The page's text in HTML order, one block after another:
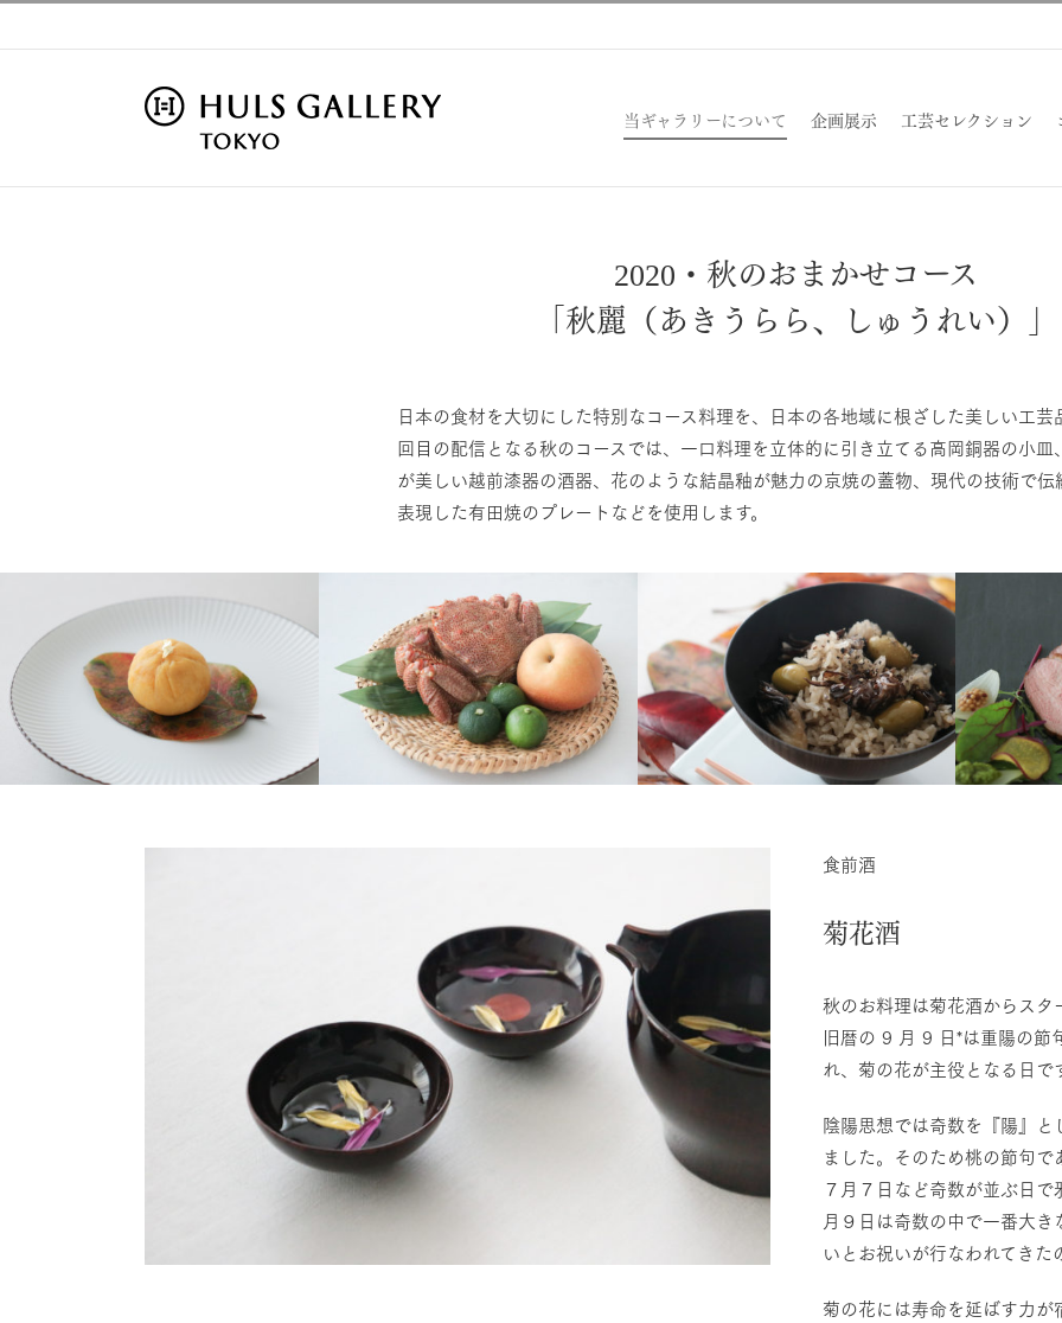
to
当ギャラリーについて 企画展示 工芸セレクション
2020・秋のおまかせコース
「秋麗（あきうらら、しゅうれい）」
日本の食材を大切にした特別なコース料理を、日本の各地域に根ざした美しい工
回目の配信となる秋のコースでは、一口料理を立体的に引き立てる高岡銅器の小皿
が美しい越前漆器の酒器、花のような結晶釉が魅力の京焼の蓋物、現代の技術で伝
表現した有田焼のプレートなどを使用します。
食前酒
菊花酒
秋のお料理は菊花酒からスタ
旧暦の 9 ⽉ 9 ⽇*は重陽の節
れ、菊の花が主役となる⽇で
陰陽思想では奇数を『陽』
ました。そのため桃の節句
７⽉７⽇など奇数が並ぶ⽇
⽉９⽇は奇数の中で⼀番⼤
いとお祝いが⾏なわれてきた
菊の花には寿命を延ばす⼒